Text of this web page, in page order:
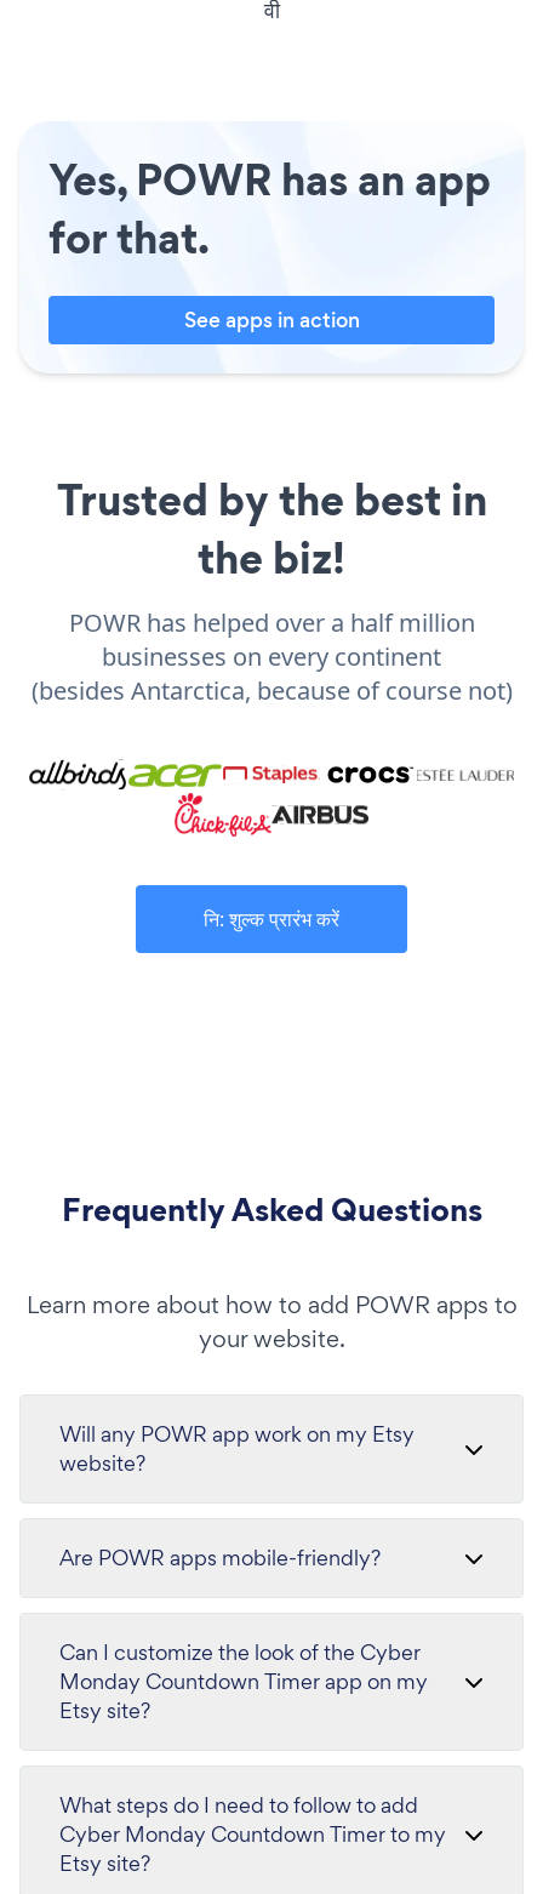
वी
Yes, POWR has an app
for that.
See apps in action
Trusted by the best in
the biz!
POWR has helped over a half million
businesses on every continent
(besides Antarctica, because of course not)
नि: शुल्क प्रारंभ करें
Frequently Asked Questions
Learn more about how to add POWR apps to
your website.
Will any POWR app work on my Etsy
website?
Are POWR apps mobile-friendly?
Can I customize the look of the Cyber
Monday Countdown Timer app on my
Etsy site?
What steps do I need to follow to add
Cyber Monday Countdown Timer to my
Etsy site?